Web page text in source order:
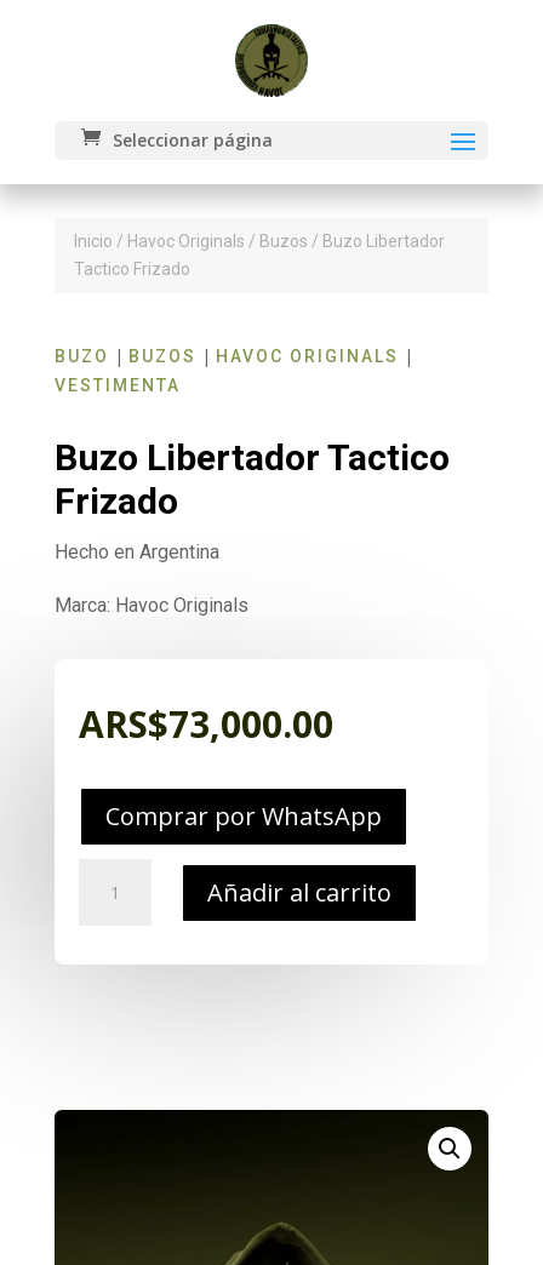
Seleccionar página
Inicio / Havoc Originals / Buzos / Buzo Libertador
Tactico Frizado
BUZO | BUZOS | HAVOC ORIGINALS |
VESTIMENTA
Buzo Libertador Tactico
Frizado
Hecho en Argentina
Marca: Havoc Originals
ARS$73,000.00
Comprar por WhatsApp
Libertador
Añadir al carrito